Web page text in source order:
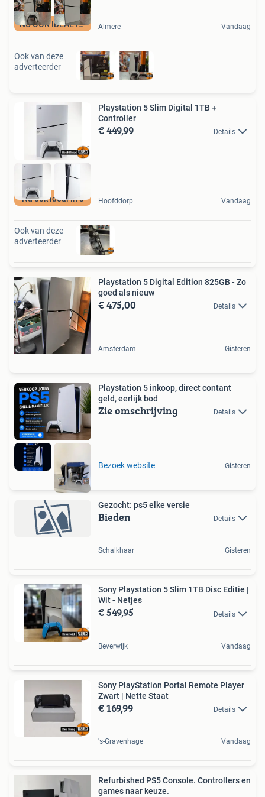
NU OOK IDEAL IN 3 Almere Vandaag
Ook van deze
adverteerder
Nu ook ideal in 3
Playstation 5 Slim Digital 1TB +
Controller
€ 449,99 Details
Hoofddorp Vandaag
Ook van deze
adverteerder
Playstation 5 Digital Edition 825GB - Zo
goed als nieuw
€ 475,00 Details
Amsterdam Gisteren
Playstation 5 inkoop, direct contant
geld, eerlijk bod
Zie omschrijving Details
Bezoek website Gisteren
Gezocht: ps5 elke versie
Bieden Details
Schalkhaar Gisteren
Sony Playstation 5 Slim 1TB Disc Editie |
Wit - Netjes
€ 549,95 Details
Beverwijk Vandaag
Sony PlayStation Portal Remote Player
Zwart | Nette Staat
€ 169,99 Details
's-Gravenhage Vandaag
Refurbished PS5 Console. Controllers en
games naar keuze.